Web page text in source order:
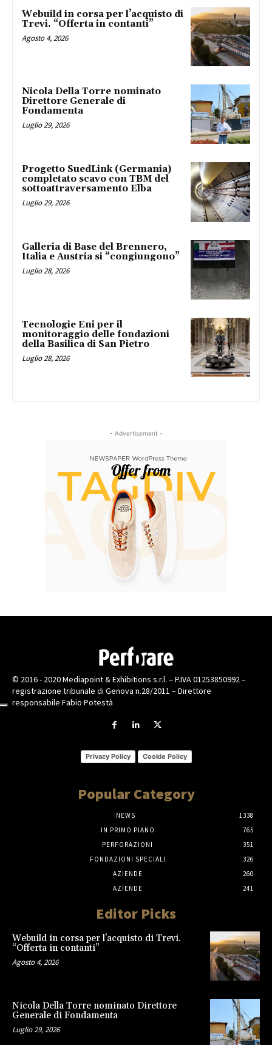
Webuild in corsa per l’acquisto di
Trevi. “Offerta in contanti”
Agosto 4, 2026
Nicola Della Torre nominato
Direttore Generale di
Fondamenta
Luglio 29, 2026
Progetto SuedLink (Germania)
completato scavo con TBM del
sottoattraversamento Elba
Luglio 29, 2026
Galleria di Base del Brennero,
Italia e Austria si “congiungono”
Luglio 28, 2026
Tecnologie Eni per il
monitoraggio delle fondazioni
della Basilica di San Pietro
Luglio 28, 2026
- Advertisement -
© 2016 - 2020 Mediapoint & Exhibitions s.r.l. – P.IVA 01253850992 –
registrazione tribunale di Genova n.28/2011 – Direttore
responsabile Fabio Potestà
Privacy Policy Cookie Policy
Popular Category
NEWS
1338
IN PRIMO PIANO
765
PERFORAZIONI
351
FONDAZIONI SPECIALI
326
AZIENDE
260
AZIENDE
241
Editor Picks
Webuild in corsa per l’acquisto di Trevi.
“Offerta in contanti”
Agosto 4, 2026
Nicola Della Torre nominato Direttore
Generale di Fondamenta
Luglio 29, 2026